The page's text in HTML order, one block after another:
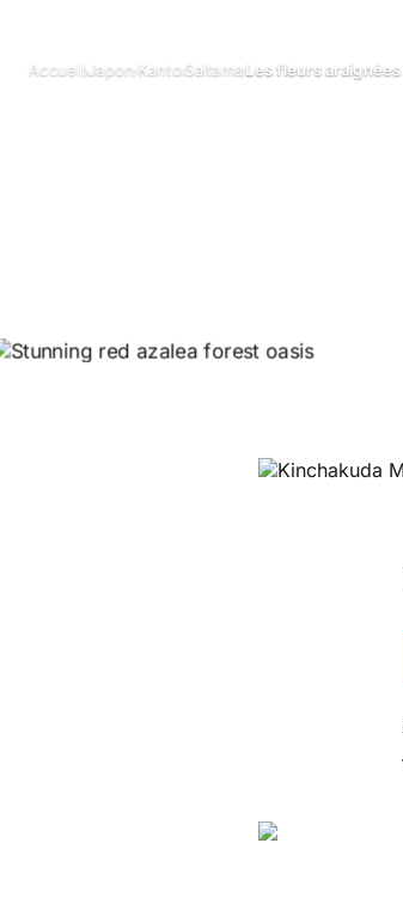
Accueil›Japon›Kanto›Saitama›Les fleurs